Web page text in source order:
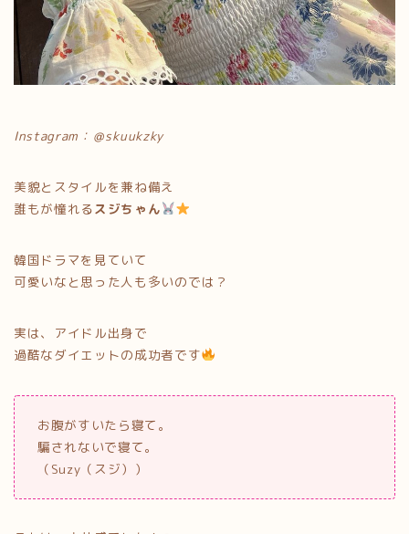
Instagram：＠skuukzky
美貌とスタイルを兼ね備え
誰もが憧れる スジちゃん
韓国ドラマを見ていて
可愛いなと思った人も多いのでは？
実は、アイドル出身で
過酷なダイエットの成功者です
お腹がすいたら寝て。
騙されないで寝て。
（Suzy（スジ））